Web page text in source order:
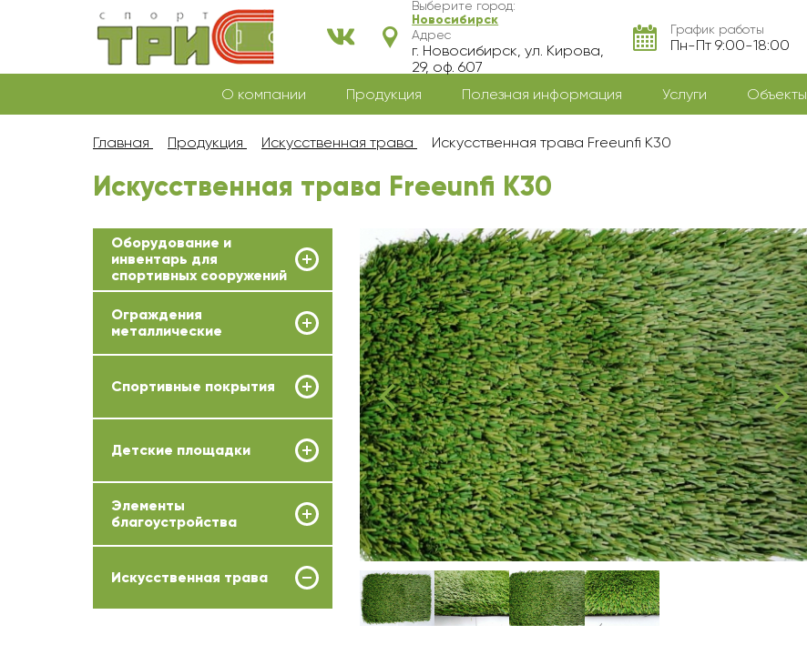
Выберите город:
Новосибирск
Адрес
г. Новосибирск, ул. Кирова,
29, оф. 607
График работы
Пн-Пт 9:00-18:00
О компании Продукция Полезная информация Услуги Объекты
Главная Продукция Искусственная трава Искусственная трава Freeunfi K30
Искусственная трава Freeunfi K30
Оборудование и
инвентарь для
спортивных сооружений
Ограждения
металлические
Спортивные покрытия
Детские площадки
Элементы
благоустройства
Искусственная трава